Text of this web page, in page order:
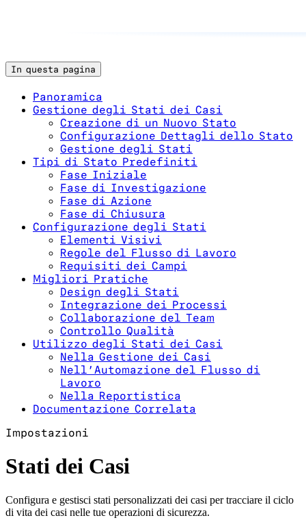
In questa pagina
Panoramica
Gestione degli Stati dei Casi
Creazione di un Nuovo Stato
Configurazione Dettagli dello Stato
Gestione degli Stati
Tipi di Stato Predefiniti
Fase Iniziale
Fase di Investigazione
Fase di Azione
Fase di Chiusura
Configurazione degli Stati
Elementi Visivi
Regole del Flusso di Lavoro
Requisiti dei Campi
Migliori Pratiche
Design degli Stati
Integrazione dei Processi
Collaborazione del Team
Controllo Qualità
Utilizzo degli Stati dei Casi
Nella Gestione dei Casi
Nell’Automazione del Flusso di
Lavoro
Nella Reportistica
Documentazione Correlata
Impostazioni
Stati dei Casi
Configura e gestisci stati personalizzati dei casi per tracciare il ciclo
di vita dei casi nelle tue operazioni di sicurezza.